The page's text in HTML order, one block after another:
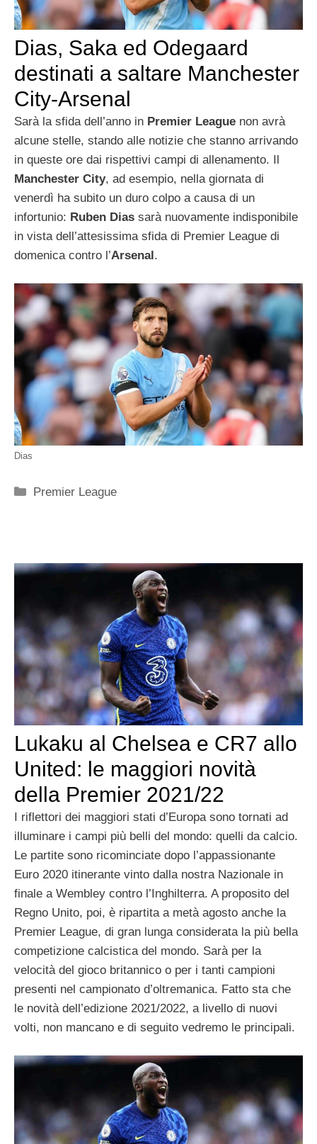
Dias, Saka ed Odegaard
destinati a saltare Manchester
City-Arsenal
Sarà la sfida dell’anno in Premier League non avrà
alcune stelle, stando alle notizie che stanno arrivando
in queste ore dai rispettivi campi di allenamento. Il
Manchester City, ad esempio, nella giornata di
venerdì ha subito un duro colpo a causa di un
infortunio: Ruben Dias sarà nuovamente indisponibile
in vista dell’attesissima sfida di Premier League di
domenica contro l’Arsenal .
Dias
Categorie
Premier League
Lukaku al Chelsea e CR7 allo
United: le maggiori novità
della Premier 2021/22
I riflettori dei maggiori stati d’Europa sono tornati ad
illuminare i campi più belli del mondo: quelli da calcio.
Le partite sono ricominciate dopo l’appassionante
Euro 2020 itinerante vinto dalla nostra Nazionale in
finale a Wembley contro l’Inghilterra. A proposito del
Regno Unito, poi, è ripartita a metà agosto anche la
Premier League, di gran lunga considerata la più bella
competizione calcistica del mondo. Sarà per la
velocità del gioco britannico o per i tanti campioni
presenti nel campionato d’oltremanica. Fatto sta che
le novità dell’edizione 2021/2022, a livello di nuovi
volti, non mancano e di seguito vedremo le principali.